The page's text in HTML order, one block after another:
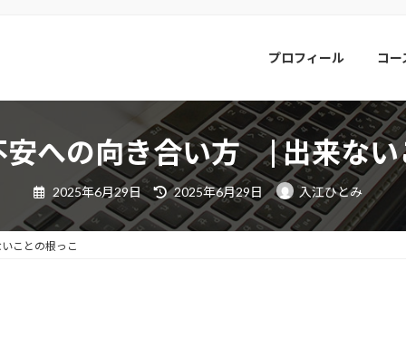
プロフィール コー
安への向き合い方 | 出来ない
2025年6月29日
最
終
更
新
日
2025年6月29日 入江ひとみ
ことの根っこ